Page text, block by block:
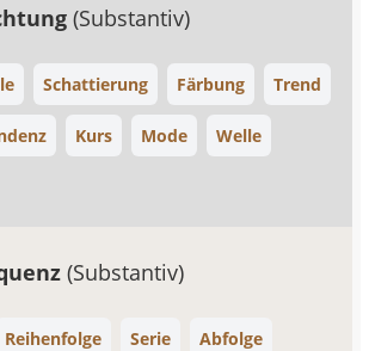
(Substantiv)
Schattierung Färbung Trend
Kurs Mode Welle
(Substantiv)
Reihenfolge Serie Abfolge